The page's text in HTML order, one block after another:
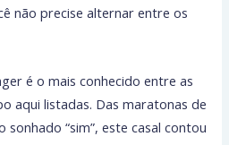
não precise alternar entre os
é o mais conhecido entre as
aqui listadas. Das maratonas de
“sim”, este casal contou